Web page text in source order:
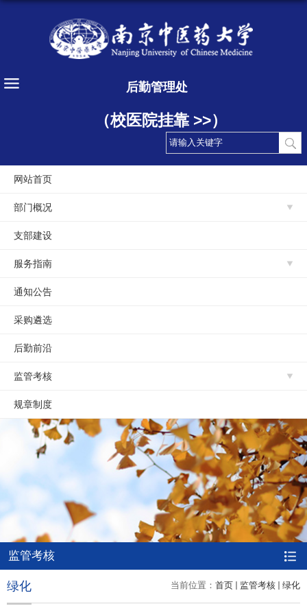
后勤管理处
（校医院挂靠 >>）
网站首页
部门概况
支部建设
服务指南
通知公告
采购遴选
后勤前沿
监管考核
规章制度
监管考核
当前位置： 首页 监管考核 绿化
绿化